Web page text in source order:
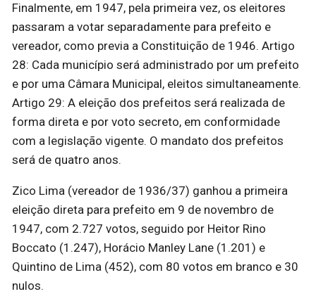
Finalmente, em 1947, pela primeira vez, os eleitores
passaram a votar separadamente para prefeito e
vereador, como previa a Constituição de 1946. Artigo
28: Cada município será administrado por um prefeito
e por uma Câmara Municipal, eleitos simultaneamente.
Artigo 29: A eleição dos prefeitos será realizada de
forma direta e por voto secreto, em conformidade
com a legislação vigente. O mandato dos prefeitos
será de quatro anos.
Zico Lima (vereador de 1936/37) ganhou a primeira
eleição direta para prefeito em 9 de novembro de
1947, com 2.727 votos, seguido por Heitor Rino
Boccato (1.247), Horácio Manley Lane (1.201) e
Quintino de Lima (452), com 80 votos em branco e 30
nulos.